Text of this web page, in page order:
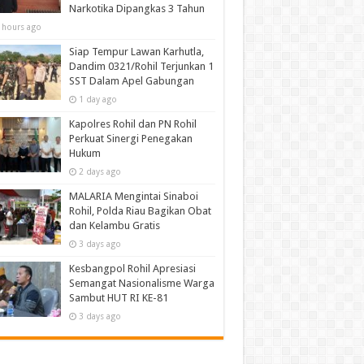
Narkotika Dipangkas 3 Tahun
ago
Siap Tempur Lawan Karhutla,
Dandim 0321/Rohil Terjunkan 1
SST Dalam Apel Gabungan
1 day ago
Kapolres Rohil dan PN Rohil
Perkuat Sinergi Penegakan
Hukum
2 days ago
MALARIA Mengintai Sinaboi
Rohil, Polda Riau Bagikan Obat
dan Kelambu Gratis
3 days ago
Kesbangpol Rohil Apresiasi
Semangat Nasionalisme Warga
Sambut HUT RI KE-81
3 days ago